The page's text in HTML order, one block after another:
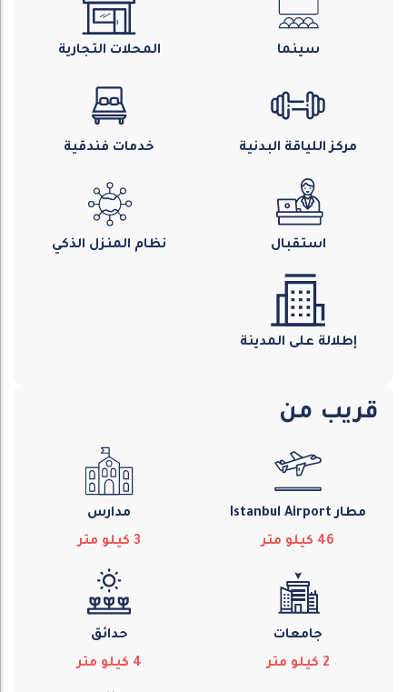
سينما المحلات التجارية
مركز اللياقة البدنية خدمات فندقية
استقبال نظام المنزل الذكي
إطلالة على المدينة
قريب من
مطار Istanbul Airport
46 كيلو متر
مدارس
3 كيلو متر
جامعات
2 كيلو متر
حدائق
4 كيلو متر